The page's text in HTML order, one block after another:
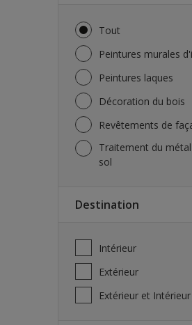
Tout
Peintures murales
Peintures laques
Décoration du bois
Revêtements de
Traitement du métal et du
sol
Destination
Intérieur
Extérieur
Extérieur et Intérieur